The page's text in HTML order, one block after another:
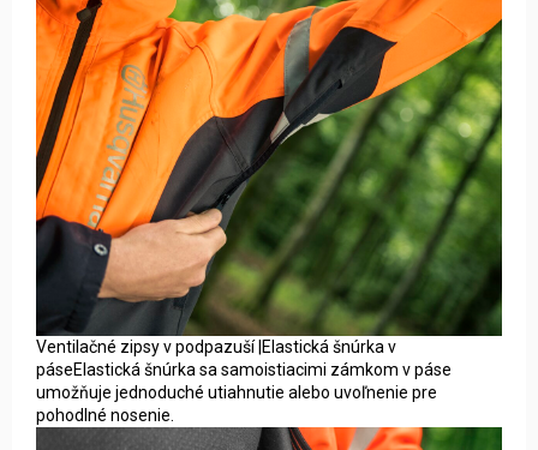
Ventilačné zipsy v podpazuší |Elastická šnúrka v
páseElastická šnúrka sa samoistiacimi zámkom v páse
umožňuje jednoduché utiahnutie alebo uvoľnenie pre
pohodlné nosenie.